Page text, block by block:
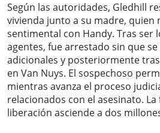
Según las autoridades, Gledhill
vivienda junto a su madre, quien
sentimental con Handy. Tras ser
agentes, fue arrestado sin que
adicionales y posteriormente
en Van Nuys. El sospechoso
mientras avanza el proceso
relacionados con el asesinato.
liberación asciende a dos